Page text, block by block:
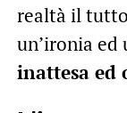
realtà il
un’ironia ed
inattesa ed